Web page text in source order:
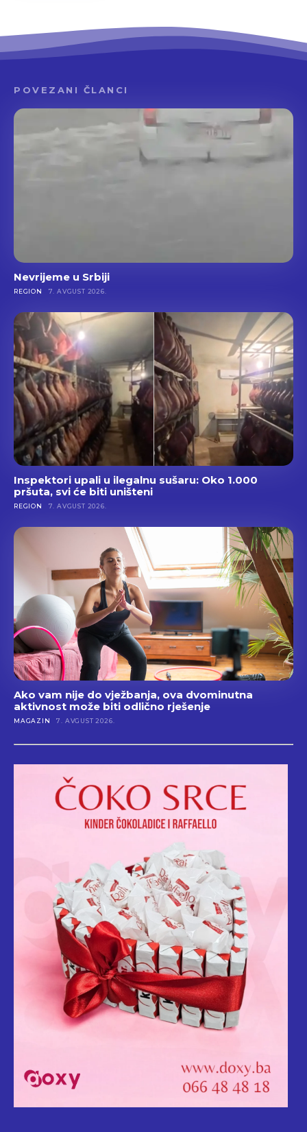
POVEZANI ČLANCI
Nevrijeme u Srbiji
REGION 7. AVGUST 2026.
Inspektori upali u ilegalnu sušaru: Oko 1.000
pršuta, svi će biti uništeni
REGION 7. AVGUST 2026.
Ako vam nije do vježbanja, ova dvominutna
aktivnost može biti odlično rješenje
MAGAZIN 7. AVGUST 2026.